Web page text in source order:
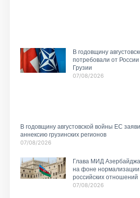
В годовщину
потребовали от
Грузии
07/08/2026
В годовщину августовской войны ЕС
аннексию грузинских регионов
07/08/2026
Глава МИД
на фоне
российских отношений
07/08/2026